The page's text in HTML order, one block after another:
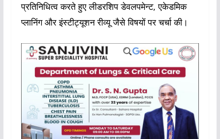
प्रतिनिधित्व करते हुए लीडरशिप डेवलपमेन्ट, एकेडमिक
प्लानिंग और इंस्टीट्यूशन रीव्यू जैसे विषयों पर चर्चा की।